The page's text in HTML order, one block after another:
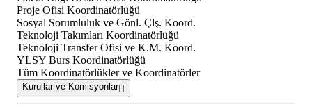
Proje Ofisi Koordinatörlüğü
Sosyal Sorumluluk ve Gönl. Çlş. Koord.
Teknoloji Takımları Koordinatörlüğü
Teknoloji Transfer Ofisi ve K.M. Koord.
YLSY Burs Koordinatörlüğü
Tüm Koordinatörlükler ve Koordinatörler
Kurullar ve Komisyonlar